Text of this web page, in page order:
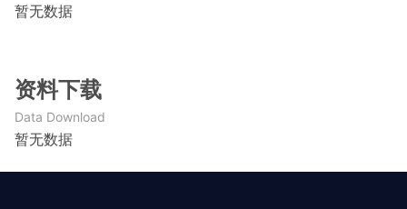
暂无数据
资料下载
Data Download
暂无数据